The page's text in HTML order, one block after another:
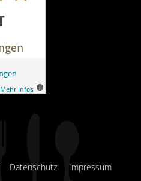
Datenschutz Impressum